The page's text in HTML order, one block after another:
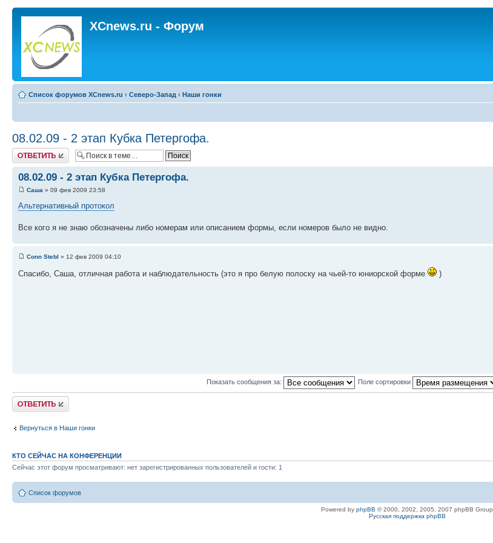
XCnews.ru - Форум
Список форумов XCnews.ru ‹ Северо-Запад ‹ Наши гонки
08.02.09 - 2 этап Кубка Петергофа.
Ответить
08.02.09 - 2 этап Кубка Петергофа.
Саша » 09 фев 2009 23:58
Альтернативный протокол
Все кого я не знаю обозначены либо номерам или описанием формы, если номеров было не видно.
Conn Stebl » 12 фев 2009 04:10
Спасибо, Саша, отличная работа и наблюдательность (это я про белую полоску на чьей-то юниорской форме )
Показать сообщения за: Поле сортировки
Ответить
Вернуться в Наши гонки
КТО СЕЙЧАС НА КОНФЕРЕНЦИИ
Сейчас этот форум просматривают: нет зарегистрированных пользователей и гости: 1
Список форумов
Powered by phpBB © 2000, 2002, 2005, 2007 phpBB Group
Русская поддержка phpBB